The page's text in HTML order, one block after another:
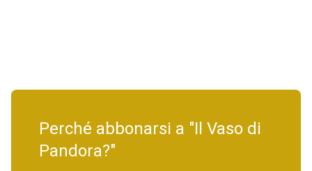
Perché abbonarsi a "Il Vaso di
Pandora?"